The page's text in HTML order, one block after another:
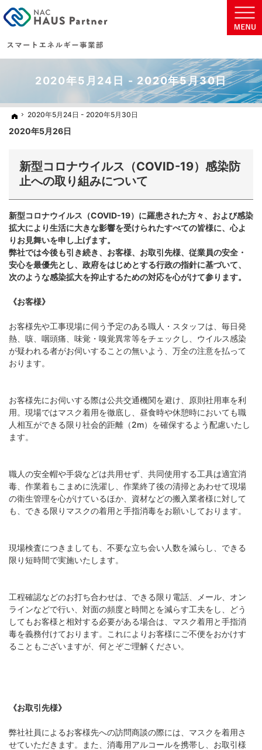
2020年5月24日 - 2020年5月30日
ホーム
2020年5月24日 - 2020年5月30日
2020年5月26日
新型コロナウイルス（COVID-19）感染防
止への取り組みについて
新型コロナウイルス（COVID-19）に羅患された方々、および感染
拡大により生活に大きな影響を受けられたすべての皆様に、心よ
りお見舞いを申し上げます。
弊社では今後も引き続き、お客様、お取引先様、従業員の安全・
安心を最優先とし、政府をはじめとする行政の指針に基づいて、
次のような感染拡大を抑止するための対応を心がけて参ります。
《お客様》
お客様先や工事現場に伺う予定のある職人・スタッフは、毎日発
熱、咳、咽頭痛、味覚・嗅覚異常等をチェックし、ウイルス感染
が疑われる者がお伺いすることの無いよう、万全の注意を払って
おります。
お客様先にお伺いする際は公共交通機関を避け、原則社用車を利
用。現場ではマスク着用を徹底し、昼食時や休憩時においても職
人相互ができる限り社会的距離（2m）を確保するよう配慮いたし
ます。
職人の安全帽や手袋などは共用せず、共同使用する工具は適宜消
毒、作業着もこまめに洗濯し、作業終了後の清掃とあわせて現場
の衛生管理を心がけているほか、資材などの搬入業者様に対して
も、できる限りマスクの着用と手指消毒をお願いしております。
現場検査につきましても、不要な立ち会い人数を減らし、できる
限り短時間で実施いたします。
工程確認などのお打ち合わせは、できる限り電話、メール、オン
ラインなどで行い、対面の頻度と時間とを減らす工夫をし、どう
してもお客様と相対する必要がある場合は、マスク着用と手指消
毒を義務付けております。これによりお客様にご不便をおかけす
ることもございますが、何とぞご理解ください。
《お取引先様》
弊社社員によるお客様先への訪問商談の際には、マスクを着用さ
せていただきます。また、消毒用アルコールを携帯し、お取引様
ホーム
2020年5月24日 - 2020年5月30日